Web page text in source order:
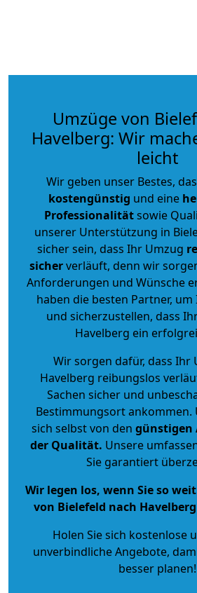
Umzüge von
Havelberg: Wir
leicht
Wir geben unser Bestes,
kostengünstig und eine
Professionalitätsowie
unserer Unterstützung in
sicher sein, dass Ihr Umzug
sicherverläuft, denn wir
Anforderungen und Wünsche
haben die besten Partner,
und sicherzustellen, dass
Havelberg ein
Wir sorgen dafür, dass Ihr
Havelberg reibungslos
Sachen sicher und
Bestimmungsort ankommen.
sich selbst von den günstigen
der Qualität. Unsere
Sie garantiert
Wir legen los, wenn Sie so
von Bielefeld nach
Holen Sie sich kostenlose
unverbindliche Angebote,
besser planen!